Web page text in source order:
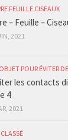
FEUILLE CISEAUX
– Feuille –
2021
POUR ÉVITER
les contacts
4
2021